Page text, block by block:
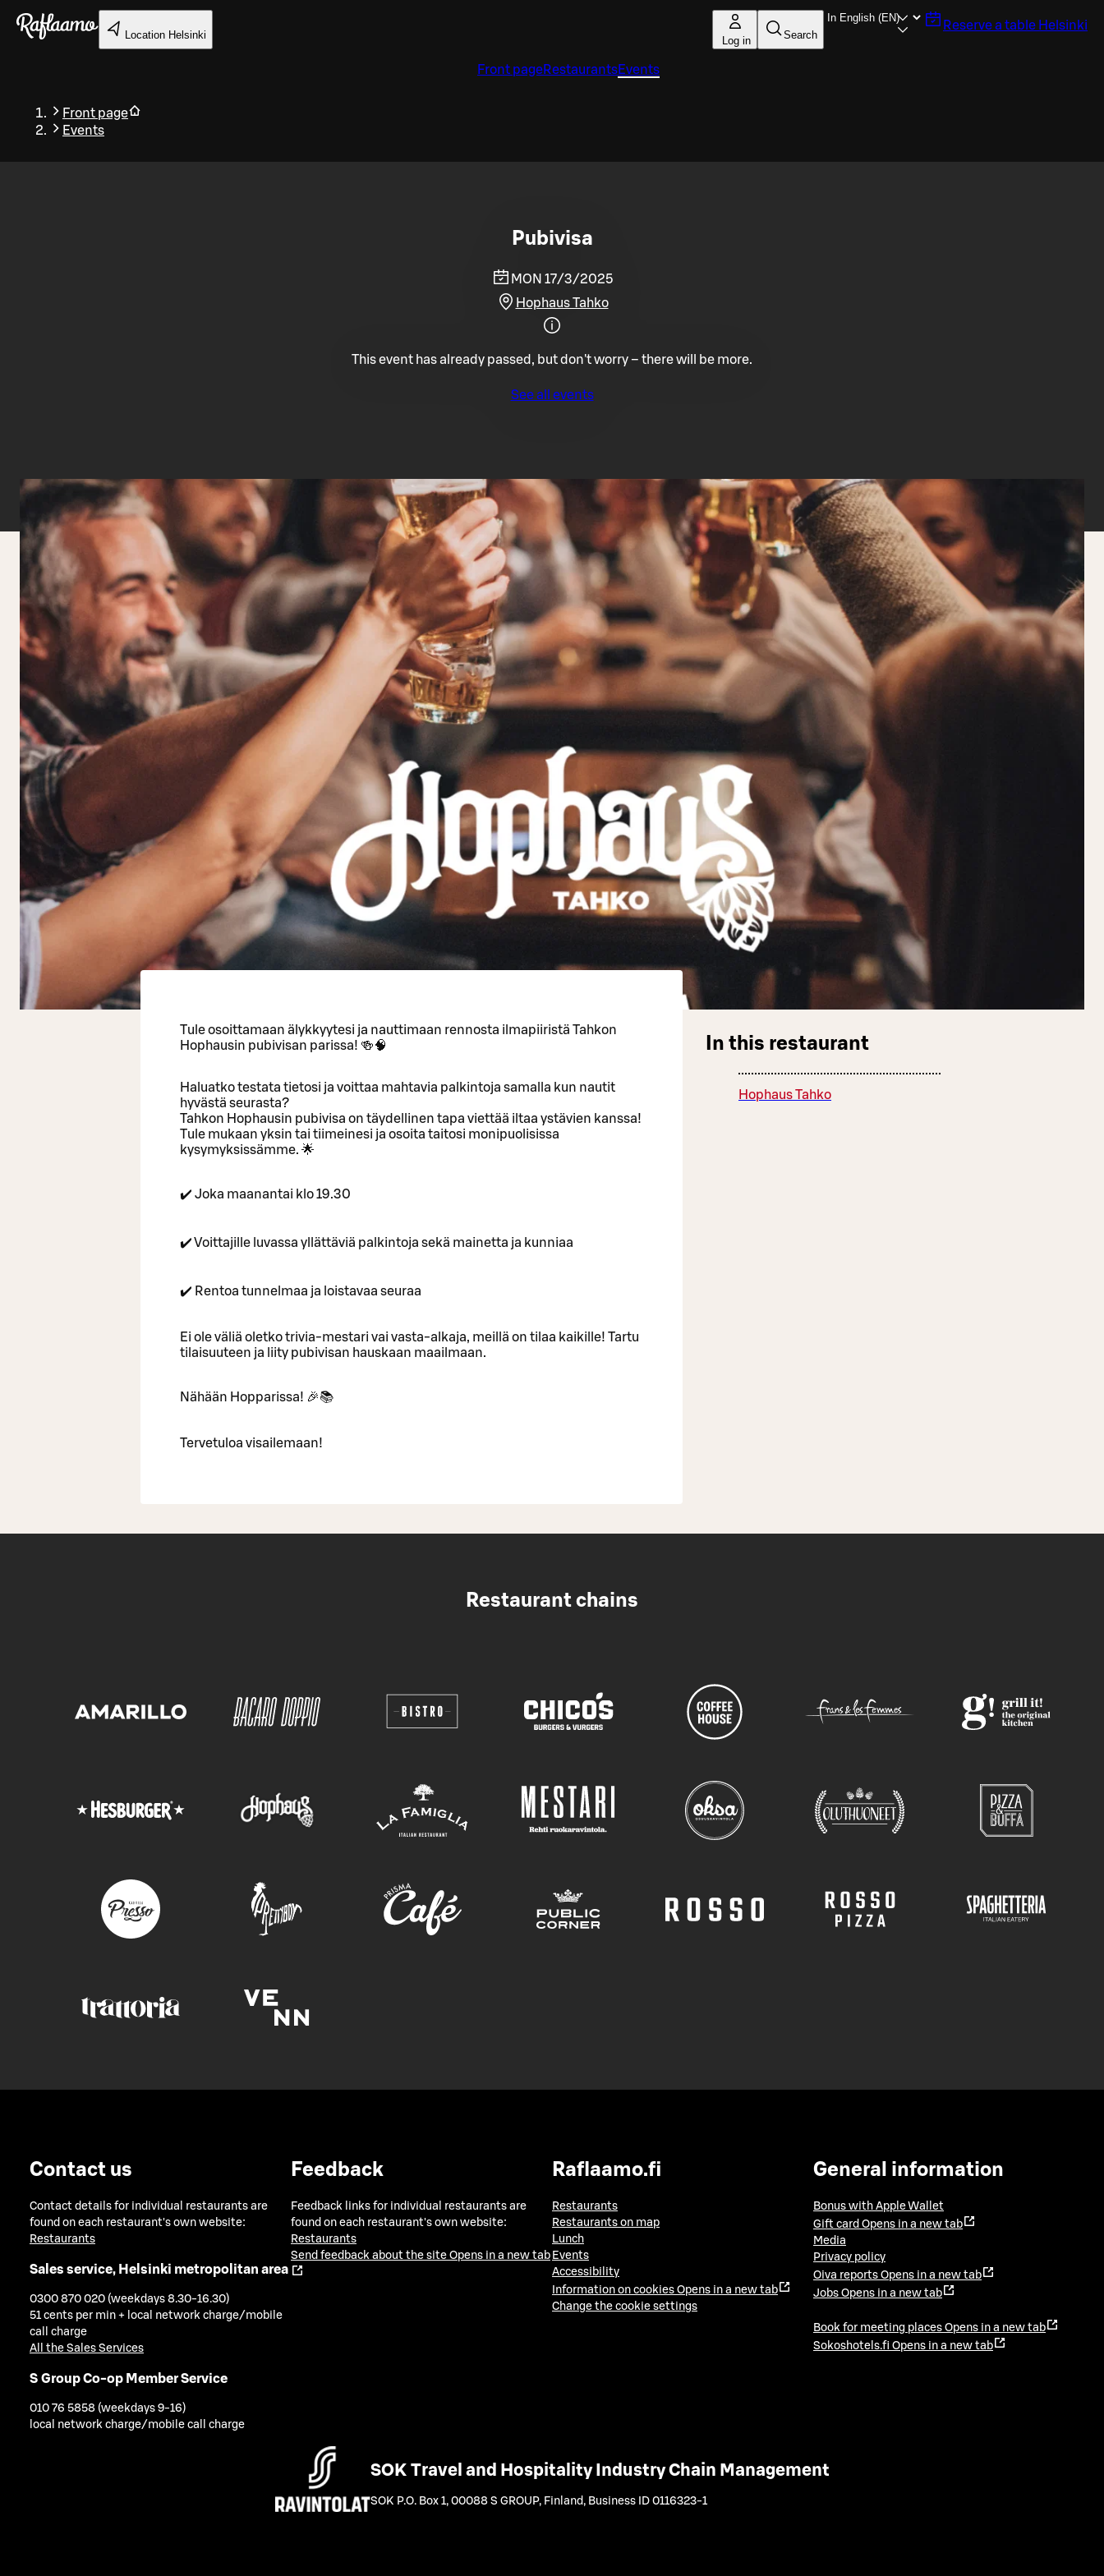
Skip to main content
Location Helsinki Log in Search
Reserve a table Helsinki
Front pageRestaurantsEvents
Front page
Events
Back
Pubivisa
MON 17/3/2025
Hophaus Tahko
This event has already passed, but don't worry – there will be more.
See all events
Tule osoittamaan älykkyytesi ja nauttimaan rennosta ilmapiiristä Tahkon
Hophausin pubivisan parissa! 🍻🧠
Haluatko testata tietosi ja voittaa mahtavia palkintoja samalla kun nautit
hyvästä seurasta?
Tahkon Hophausin pubivisa on täydellinen tapa viettää iltaa ystävien kanssa!
Tule mukaan yksin tai tiimeinesi ja osoita taitosi monipuolisissa
kysymyksissämme. 🌟
✔️ Joka maanantai klo 19.30
✔️ Voittajille luvassa yllättäviä palkintoja sekä mainetta ja kunniaa
✔️ Rentoa tunnelmaa ja loistavaa seuraa
Ei ole väliä oletko trivia-mestari vai vasta-alkaja, meillä on tilaa kaikille! Tartu
tilaisuuteen ja liity pubivisan hauskaan maailmaan.
Nähään Hopparissa! 🎉📚
Tervetuloa visailemaan!
In this restaurant
Hophaus Tahko
Restaurant chains
Contact us
Contact details for individual restaurants are
found on each restaurant's own website:
Restaurants
Sales service, Helsinki metropolitan area
0300 870 020 (weekdays 8.30-16.30)
51 cents per min + local network charge/mobile
call charge
All the Sales Services
S Group Co-op Member Service
010 76 5858 (weekdays 9-16)
local network charge/mobile call charge
Feedback
Feedback links for individual restaurants are
found on each restaurant's own website:
Restaurants
Send feedback about the site Opens in a new tab
Raflaamo.fi
Restaurants
Restaurants on map
Lunch
Events
Accessibility
Information on cookies Opens in a new tab
Change the cookie settings
General information
Bonus with Apple Wallet
Gift card Opens in a new tab
Media
Privacy policy
Oiva reports Opens in a new tab
Jobs Opens in a new tab
Book for meeting places Opens in a new tab
Sokoshotels.fi Opens in a new tab
SOK Travel and Hospitality Industry Chain Management
SOK P.O. Box 1, 00088 S GROUP, Finland , Business ID 0116323-1